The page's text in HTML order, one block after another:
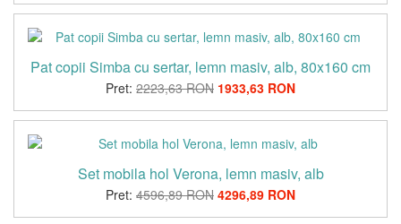
Pat copii Simba cu sertar, lemn masiv, alb, 80x160 cm
Pret: 2223,63 RON 1933,63 RON
Set mobila hol Verona, lemn masiv, alb
Pret: 4596,89 RON 4296,89 RON